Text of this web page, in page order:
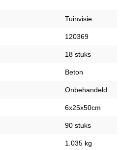
Tuinvisie
120369
18 stuks
Beton
Onbehandeld
6x25x50cm
90 stuks
1.035 kg